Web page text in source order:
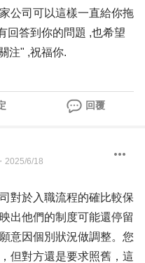
公司可以這樣一直給你拖
回答到你的問題 ,也希望
注" ,祝福你.
回覆
・ 2025/6/18
對於入職流程的確比較保
出他們的制度可能還停留
意因個別狀況做調整。您
但對方還是要求照舊，這